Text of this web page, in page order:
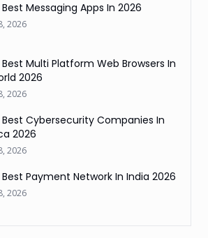
Best Messaging Apps In 2026
2026
Best Multi Platform Web Browsers In
2026
2026
Best Cybersecurity Companies In
2026
2026
Best Payment Network In India 2026
2026